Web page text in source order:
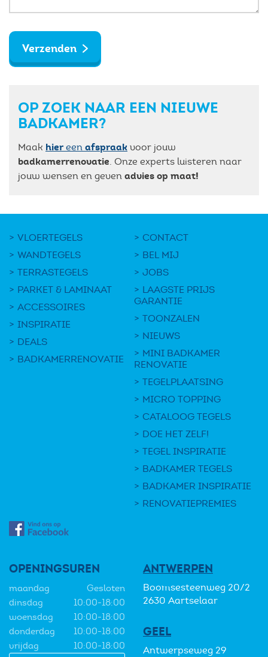
Verzenden
OP ZOEK NAAR EEN NIEUWE
BADKAMER?
Maak hiereen afspraak voor jouw
badkamerrenovatie. Onze experts luisteren naar
jouw wensen en geven advies op maat!
VLOERTEGELS
WANDTEGELS
TERRASTEGELS
PARKET & LAMINAAT
ACCESSOIRES
INSPIRATIE
DEALS
BADKAMERRENOVATIE
CONTACT
BEL MIJ
JOBS
LAAGSTE PRIJS
GARANTIE
TOONZALEN
NIEUWS
MINI BADKAMER
RENOVATIE
TEGELPLAATSING
MICRO TOPPING
CATALOOG TEGELS
DOE HET ZELF!
TEGEL INSPIRATIE
BADKAMER TEGELS
BADKAMER INSPIRATIE
RENOVATIEPREMIES
OPENINGSUREN
maandag
Gesloten
dinsdag
10:00-18:00
woensdag
10:00-18:00
donderdag
10:00-18:00
vrijdag
10:00-18:00
ANTWERPEN
Boomsesteenweg 20/2
2630 Aartselaar
GEEL
Antwerpseweg 29